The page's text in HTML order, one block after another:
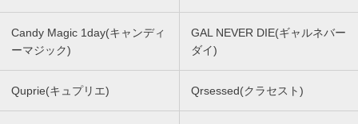
Candy Magic 1day(キャンディ
ーマジック)
GAL NEVER DIE(ギャルネバー
ダイ)
Quprie(キュプリエ) Qrsessed(クラセスト)